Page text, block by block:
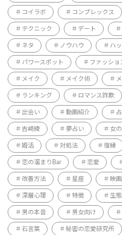
コイラボ コンプレックス
テクニック デート
ネタ ノウハウ ハ
パワースポット ファッショ
メイク メイク術
ランキング ロマンス詐欺
出会い 動画紹介
吉崎綾 夢占い 女
婚活 対処法 復縁
恋の溜まりBar 恋愛
改善方法 星座 映画
深層心理 特徴 生態
男の本音 男女向け
石言葉 秘密の恋愛研究所